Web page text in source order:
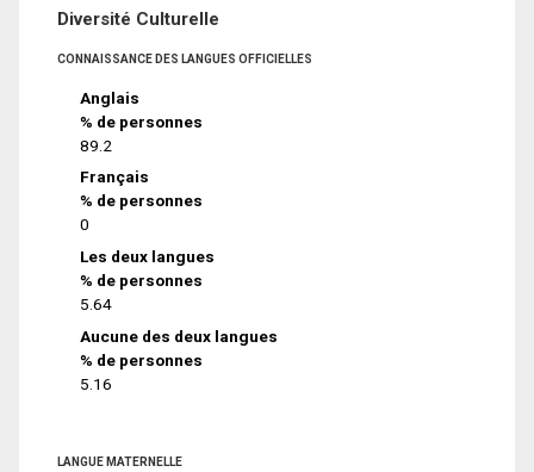
Diversité Culturelle
CONNAISSANCE DES LANGUES OFFICIELLES
Anglais
% de personnes
89.2
Français
% de personnes
0
Les deux langues
% de personnes
5.64
Aucune des deux langues
% de personnes
5.16
LANGUE MATERNELLE